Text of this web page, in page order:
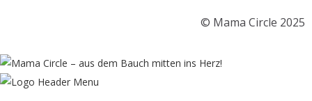
© Mama Circle 2025